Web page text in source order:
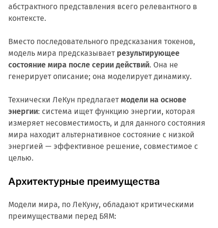
абстрактного представления всего релевантного в
контексте.
Вместо последовательного предсказания токенов,
модель мира предсказывает результирующее
состояние мира после серии действий. Она не
генерирует описание; она моделирует динамику.
Технически ЛеКун предлагаетмодели на основе
энергии: система ищет функцию энергии, которая
измеряет несовместимость, и для данного состояния
мира находит альтернативное состояние с низкой
энергией — эффективное решение, совместимое с
целью.
Архитектурные преимущества
Модели мира, по ЛеКуну, обладают критическими
преимуществами перед БЯМ: